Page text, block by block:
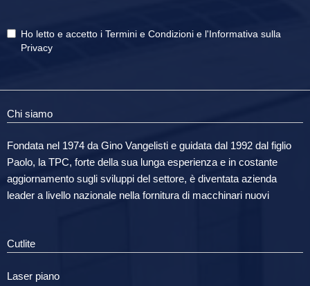
Ho letto e accetto i Termini e Condizioni e l'Informativa sulla
Privacy
Chi siamo
Fondata nel 1974 da Gino Vangelisti e guidata dal 1992 dal figlio
Paolo, la TPC, forte della sua lunga esperienza e in costante
aggiornamento sugli sviluppi del settore, è diventata azienda
leader a livello nazionale nella fornitura di macchinari nuovi
Cutlite
Laser piano